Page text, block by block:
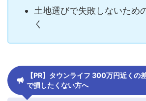
土地選びで失敗しないため
く
【PR】タウンライフ 300万円近くの
で損したくない方へ